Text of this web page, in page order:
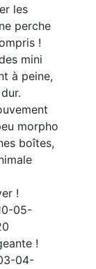
les
perche
!
mini
à peine,
morpho
boîtes,
!
05-
!
04-